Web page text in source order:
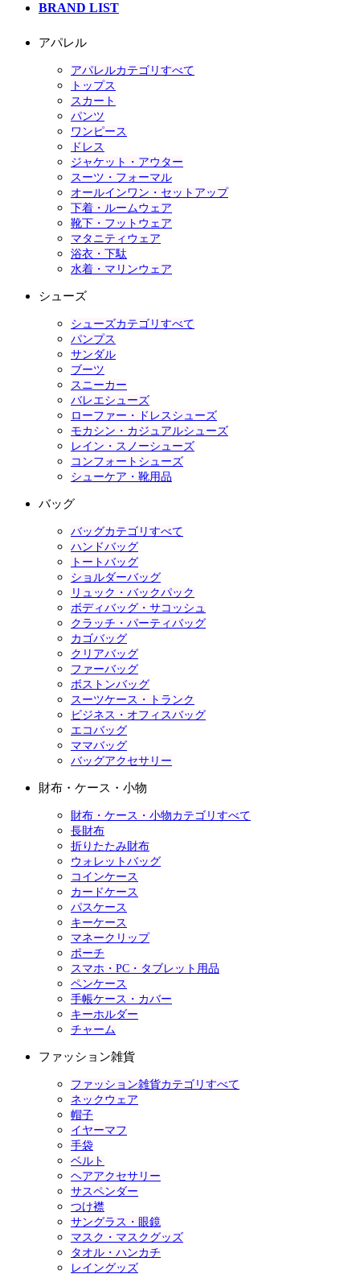
BRAND LIST
アパレル
アパレルカテゴリすべて
トップス
スカート
パンツ
ワンピース
ドレス
ジャケット・アウター
スーツ・フォーマル
オールインワン・セットアップ
下着・ルームウェア
靴下・フットウェア
マタニティウェア
浴衣・下駄
水着・マリンウェア
シューズ
シューズカテゴリすべて
パンプス
サンダル
ブーツ
スニーカー
バレエシューズ
ローファー・ドレスシューズ
モカシン・カジュアルシューズ
レイン・スノーシューズ
コンフォートシューズ
シューケア・靴用品
バッグ
バッグカテゴリすべて
ハンドバッグ
トートバッグ
ショルダーバッグ
リュック・バックパック
ボディバッグ・サコッシュ
クラッチ・パーティバッグ
カゴバッグ
クリアバッグ
ファーバッグ
ボストンバッグ
スーツケース・トランク
ビジネス・オフィスバッグ
エコバッグ
ママバッグ
バッグアクセサリー
財布・ケース・小物
財布・ケース・小物カテゴリすべて
長財布
折りたたみ財布
ウォレットバッグ
コインケース
カードケース
パスケース
キーケース
マネークリップ
ポーチ
スマホ・PC・タブレット用品
ペンケース
手帳ケース・カバー
キーホルダー
チャーム
ファッション雑貨
ファッション雑貨カテゴリすべて
ネックウェア
帽子
イヤーマフ
手袋
ベルト
ヘアアクセサリー
サスペンダー
つけ襟
サングラス・眼鏡
マスク・マスクグッズ
タオル・ハンカチ
レイングッズ